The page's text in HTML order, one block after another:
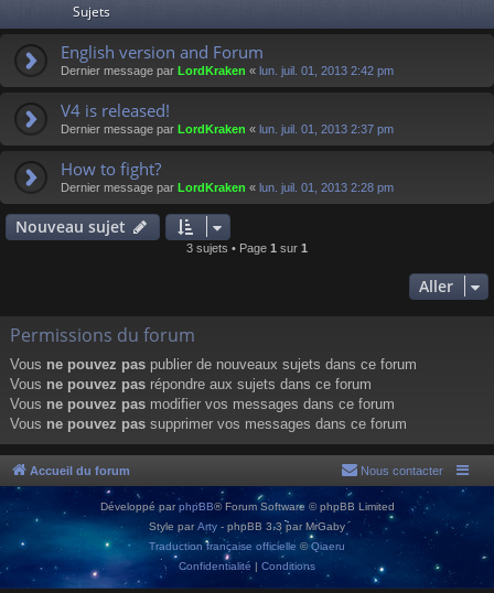
Sujets
English version and Forum
Dernier message par LordKraken « lun. juil. 01, 2013 2:42 pm
V4 is released!
Dernier message par LordKraken « lun. juil. 01, 2013 2:37 pm
How to fight?
Dernier message par LordKraken « lun. juil. 01, 2013 2:28 pm
Nouveau sujet
3 sujets • Page 1 sur 1
Aller
Permissions du forum
Vous ne pouvez pas publier de nouveaux sujets dans ce forum
Vous ne pouvez pas répondre aux sujets dans ce forum
Vous ne pouvez pas modifier vos messages dans ce forum
Vous ne pouvez pas supprimer vos messages dans ce forum
Accueil du forum Nous contacter
Développé par phpBB® Forum Software © phpBB Limited
Style par Arty - phpBB 3.3 par MrGaby
Traduction française officielle ©Qiaeru
Confidentialité | Conditions